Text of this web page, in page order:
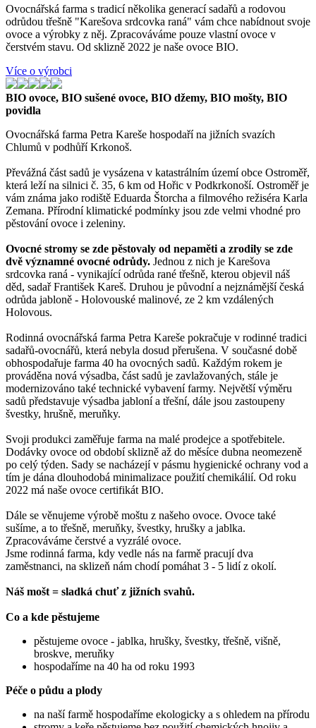
Ovocnářská farma s tradicí několika generací sadařů a rodovou
odrůdou třešně "Karešova srdcovka raná" vám chce nabídnout svoje
ovoce a výrobky z něj. Zpracováváme pouze vlastní ovoce v
čerstvém stavu. Od sklizně 2022 je naše ovoce BIO.
Více o výrobci
BIO ovoce, BIO sušené ovoce, BIO džemy, BIO mošty, BIO
povidla
Ovocnářská farma Petra Kareše hospodaří na jižních svazích
Chlumů v podhůří Krkonoš.
Převážná část sadů je vysázena v katastrálním území obce Ostroměř,
která leží na silnici č. 35, 6 km od Hořic v Podkrkonoší. Ostroměř je
vám známa jako rodiště Eduarda Štorcha a filmového režiséra Karla
Zemana. Přírodní klimatické podmínky jsou zde velmi vhodné pro
pěstování ovoce i zeleniny.
Ovocné stromy se zde pěstovaly od nepaměti a zrodily se zde
dvě významné ovocné odrůdy. Jednou z nich je Karešova
srdcovka raná - vynikající odrůda rané třešně, kterou objevil náš
děd, sadař František Kareš. Druhou je původní a nejznámější česká
odrůda jabloně - Holovouské malinové, ze 2 km vzdálených
Holovous.
Rodinná ovocnářská farma Petra Kareše pokračuje v rodinné tradici
sadařů-ovocnářů, která nebyla dosud přerušena. V současné době
obhospodařuje farma 40 ha ovocných sadů. Každým rokem je
prováděna nová výsadba, část sadů je zavlažovaných, stále je
modernizováno také technické vybavení farmy. Největší výměru
sadů představuje výsadba jabloní a třešní, dále jsou zastoupeny
švestky, hrušně, meruňky.
Svoji produkci zaměřuje farma na malé prodejce a spotřebitele.
Dodávky ovoce od období sklizně až do měsíce dubna neomezeně
po celý týden. Sady se nacházejí v pásmu hygienické ochrany vod a
tím je dána dlouhodobá minimalizace použití chemikálií. Od roku
2022 má naše ovoce certifikát BIO.
Dále se věnujeme výrobě moštu z našeho ovoce. Ovoce také
sušíme, a to třešně, meruňky, švestky, hrušky a jablka.
Zpracováváme čerstvé a vyzrálé ovoce.
Jsme rodinná farma, kdy vedle nás na farmě pracují dva
zaměstnanci, na sklizeň nám chodí pomáhat 3 - 5 lidí z okolí.
Náš mošt = sladká chuť z jižních svahů.
Co a kde pěstujeme
pěstujeme ovoce - jablka, hrušky, švestky, třešně, višně,
broskve, meruňky
hospodaříme na 40 ha od roku 1993
Péče o půdu a plody
na naší farmě hospodaříme ekologicky a s ohledem na přírodu